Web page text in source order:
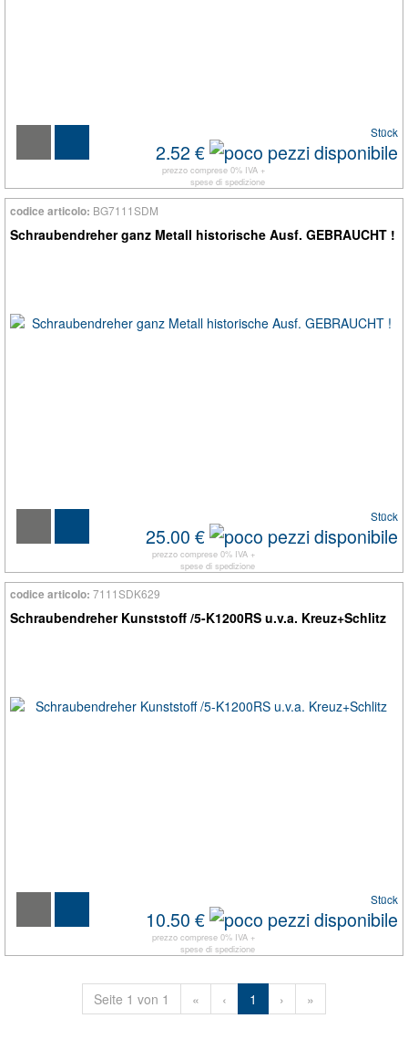
Stück
2.52 €
prezzo comprese 0% IVA +
spese di spedizione
codice articolo: BG7111SDM
Schraubendreher ganz Metall historische Ausf. GEBRAUCHT !
Stück
25.00 €
prezzo comprese 0% IVA +
spese di spedizione
codice articolo: 7111SDK629
Schraubendreher Kunststoff /5-K1200RS u.v.a. Kreuz+Schlitz
Stück
10.50 €
prezzo comprese 0% IVA +
spese di spedizione
Seite 1 von 1 « ‹ 1 › »